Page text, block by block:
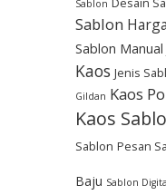
Sablon Desain
Sablon
Sablon Manual
Kaos Jenis
Gildan Kaos
Kaos
Sablon Pesan
Baju Sablon